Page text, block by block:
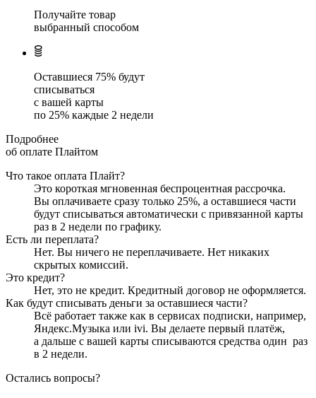
Получайте товар
выбранный способом
Оставшиеся 75% будут
списываться
с вашей карты
по 25% каждые 2 недели
Подробнее
об оплате Плайтом
Что такое оплата Плайт?
Это короткая мгновенная беспроцентная рассрочка.
Вы оплачиваете сразу только 25%, а оставшиеся части
будут списываться автоматически с привязанной карты
раз в 2 недели по графику.
Есть ли переплата?
Нет. Вы ничего не переплачиваете. Нет никаких
скрытых комиссий.
Это кредит?
Нет, это не кредит. Кредитный договор не оформляется.
Как будут списывать деньги за оставшиеся части?
Всё работает также как в сервисах подписки, например,
Яндекс.Музыка или ivi. Вы делаете первый платёж,
а дальше с вашей карты списываются средства один раз
в 2 недели.
Остались вопросы?